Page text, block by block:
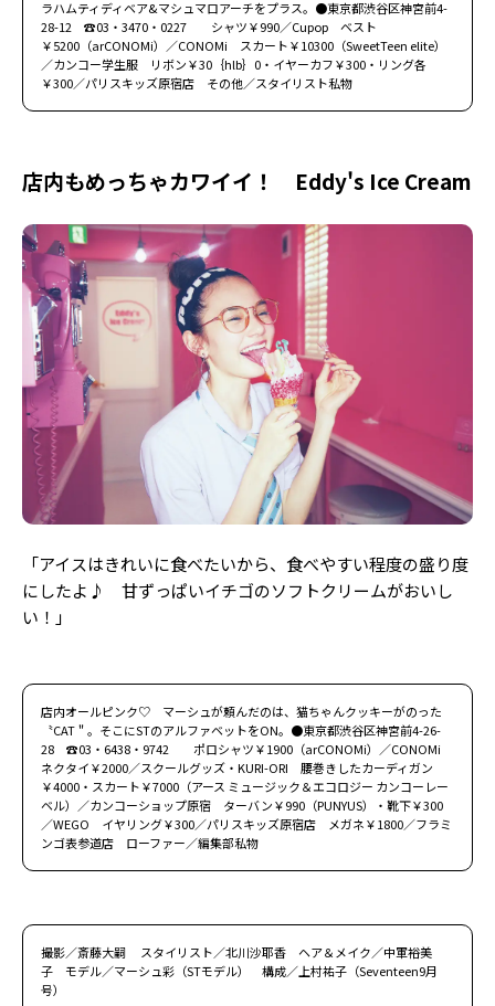
ラハムティディベア&マシュマロアーチをプラス。●東京都渋谷区神宮前4-
28-12 ☎03・3470・0227 シャツ￥990／Cupop ベスト
￥5200（arCONOMi）／CONOMi スカート￥10300（SweetTeen elite）
／カンコー学生服 リボン￥30｛hlb｝0・イヤーカフ￥300・リング各
￥300／パリスキッズ原宿店 その他／スタイリスト私物
店内もめっちゃカワイイ！ Eddy's Ice Cream
「アイスはきれいに食べたいから、食べやすい程度の盛り度
にしたよ♪ 甘ずっぱいイチゴのソフトクリームがおいし
い！」
店内オールピンク♡ マーシュが頼んだのは、猫ちゃんクッキーがのった
〝CAT＂。そこにSTのアルファベットをON。●東京都渋谷区神宮前4-26-
28 ☎03・6438・9742 ポロシャツ￥1900（arCONOMi）／CONOMi
ネクタイ￥2000／スクールグッズ・KURI-ORI 腰巻きしたカーディガン
￥4000・スカート￥7000（アース ミュージック＆エコロジー カンコーレー
ベル）／カンコーショップ原宿 ターバン￥990（PUNYUS）・靴下￥300
／WEGO イヤリング￥300／パリスキッズ原宿店 メガネ￥1800／フラミ
ンゴ表参道店 ローファー／編集部私物
撮影／斎藤大嗣 スタイリスト／北川沙耶香 ヘア＆メイク／中軍裕美
子 モデル／マーシュ彩（STモデル） 構成／上村祐子（Seventeen9月
号）